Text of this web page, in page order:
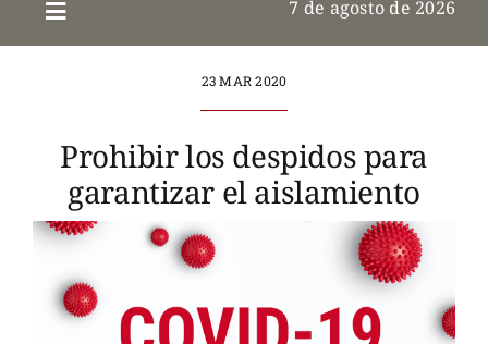
7 de agosto de 2026
23 MAR 2020
Prohibir los despidos para
garantizar el aislamiento